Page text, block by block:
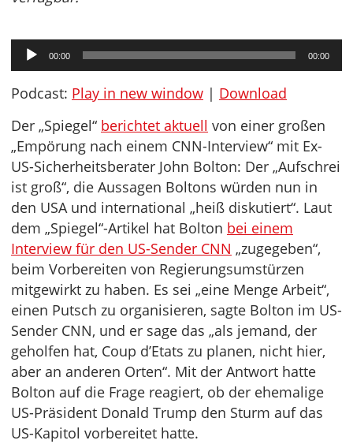
Audio-
Player
00:00 00:00
Podcast: Play in new window | Download
Der „Spiegel“ berichtet aktuell von einer großen
„Empörung nach einem CNN-Interview“ mit Ex-
US-Sicherheitsberater John Bolton: Der „Aufschrei
ist groß“, die Aussagen Boltons würden nun in
den USA und international „heiß diskutiert“. Laut
dem „Spiegel“-Artikel hat Bolton bei einem
Interview für den US-Sender CNN „zugegeben“,
beim Vorbereiten von Regierungsumstürzen
mitgewirkt zu haben. Es sei „eine Menge Arbeit“,
einen Putsch zu organisieren, sagte Bolton im US-
Sender CNN, und er sage das „als jemand, der
geholfen hat, Coup d’Etats zu planen, nicht hier,
aber an anderen Orten“. Mit der Antwort hatte
Bolton auf die Frage reagiert, ob der ehemalige
US-Präsident Donald Trump den Sturm auf das
US-Kapitol vorbereitet hatte.